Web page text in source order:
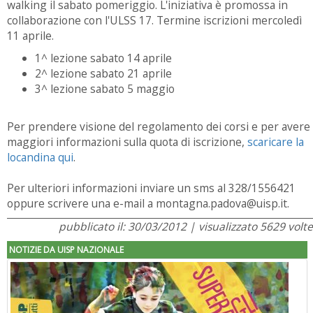
walking il sabato pomeriggio. L'iniziativa è promossa in
collaborazione con l'ULSS 17. Termine iscrizioni mercoledì
11 aprile.
1^ lezione sabato 14 aprile
2^ lezione sabato 21 aprile
3^ lezione sabato 5 maggio
Per prendere visione del regolamento dei corsi e per avere
maggiori informazioni sulla quota di iscrizione, scaricare la
locandina qui.
Per ulteriori informazioni inviare un sms al 328/1556421
oppure scrivere una e-mail a montagna.padova@uisp.it.
pubblicato il: 30/03/2012 | visualizzato 5629 volte
NOTIZIE DA UISP NAZIONALE